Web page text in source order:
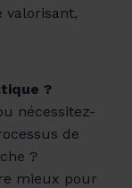
valorisant,
?
nécessitez-
de
?
mieux pour